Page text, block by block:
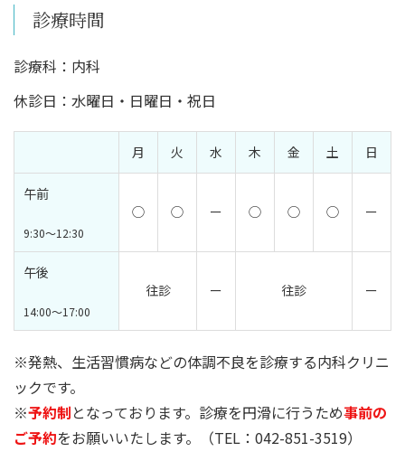
診療時間
診療科：内科
休診日：水曜日・日曜日・祝日
月 火 水 木 金 土 日
午前
9:30～12:30
◯ ◯ ー ◯ ◯ ◯ ー
午後
14:00～17:00
往診 ー 往診 ー
※発熱、生活習慣病などの体調不良を診療する内科クリニ
ックです。
※予約制となっております。診療を円滑に行うため事前の
ご予約をお願いいたします。（TEL：042-851-3519）